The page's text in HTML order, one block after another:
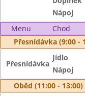
Nápoj
Menu
Chod
Přesnídávka (9:00 -
Přesnídávka
Jídlo
Nápoj
Oběd (11:00 - 13:00)